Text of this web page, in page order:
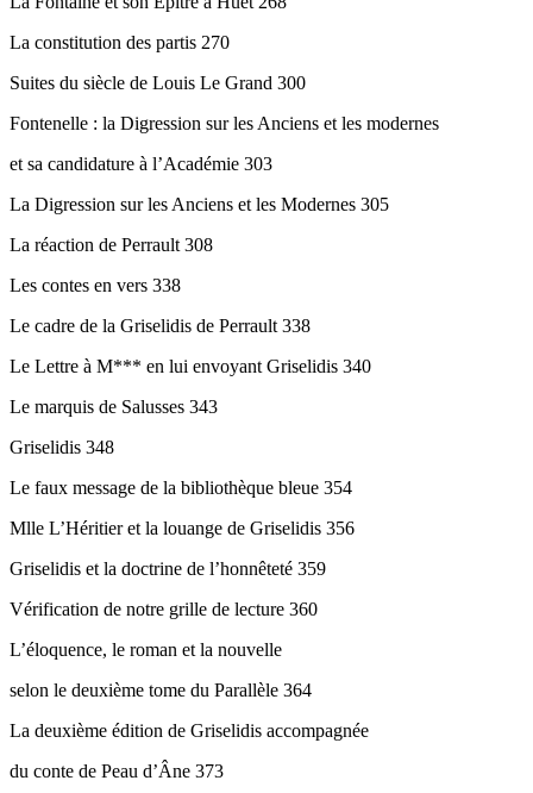
La constitution des partis 270
Suites du siècle de Louis Le Grand 300
Fontenelle : la Digression sur les Anciens et les modernes
et sa candidature à l’Académie 303
La Digression sur les Anciens et les Modernes 305
La réaction de Perrault 308
Les contes en vers 338
Le cadre de la Griselidis de Perrault 338
Le Lettre à M*** en lui envoyant Griselidis 340
Le marquis de Salusses 343
Griselidis 348
Le faux message de la bibliothèque bleue 354
Mlle L’Héritier et la louange de Griselidis 356
Griselidis et la doctrine de l’honnêteté 359
Vérification de notre grille de lecture 360
L’éloquence, le roman et la nouvelle
selon le deuxième tome du Parallèle 364
La deuxième édition de Griselidis accompagnée
du conte de Peau d’Âne 373